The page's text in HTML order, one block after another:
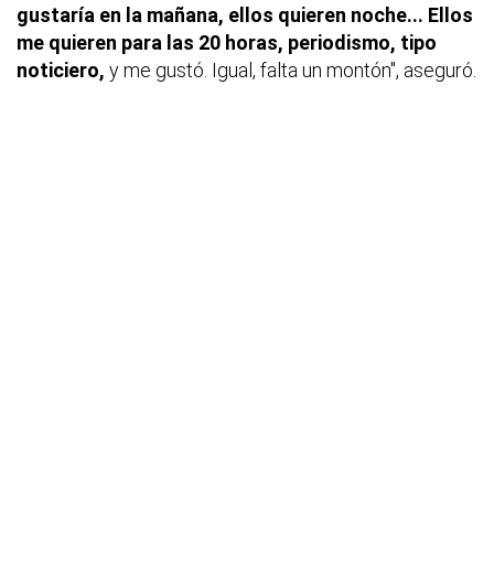
gustaría en la mañana, ellos quieren noche... Ellos
me quieren para las 20 horas, periodismo, tipo
noticiero, y me gustó. Igual, falta un montón", aseguró.